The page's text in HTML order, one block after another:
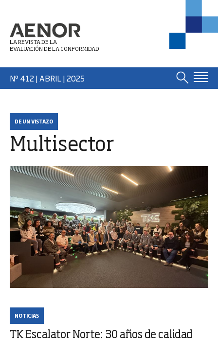
LA REVISTA DE LA
EVALUACIÓN DE LA CONFORMIDAD
Nº 412 | ABRIL| 2025
DE UN VISTAZO
Multisector
NOTICIAS
TK Escalator Norte: 30 años de calidad